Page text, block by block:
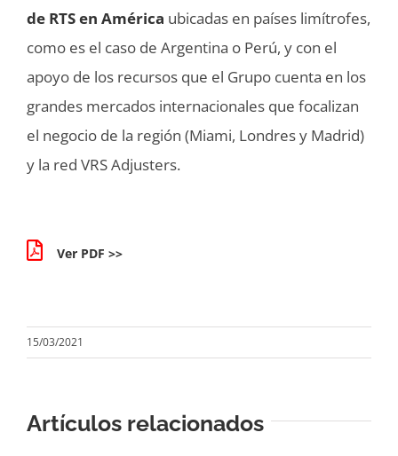
de RTS en América ubicadas en países limítrofes,
como es el caso de Argentina o Perú, y con el
apoyo de los recursos que el Grupo cuenta en los
grandes mercados internacionales que focalizan
el negocio de la región (Miami, Londres y Madrid)
y la red VRS Adjusters.
Ver PDF >>
15/03/2021
Artículos relacionados